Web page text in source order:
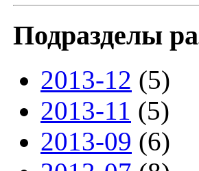
Подразделы
2013-12 (5)
2013-11 (5)
2013-09 (6)